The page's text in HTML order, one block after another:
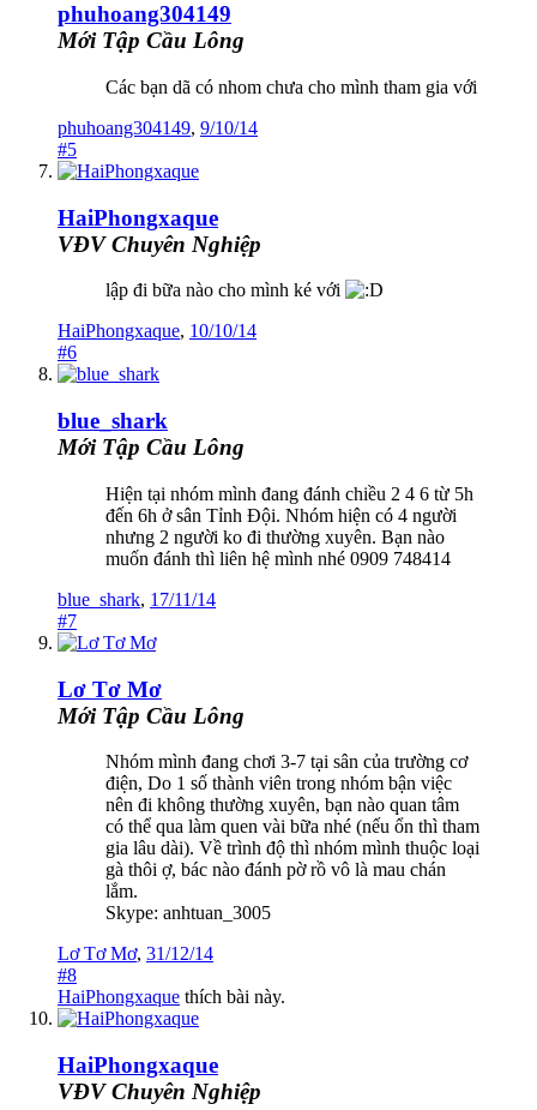
phuhoang304149
Mới Tập Cầu Lông
Các bạn dã có nhom chưa cho mình tham gia với
phuhoang304149, 9/10/14
#5
HaiPhongxaque
VĐV Chuyên Nghiệp
lập đi bữa nào cho mình ké với
HaiPhongxaque, 10/10/14
#6
blue_shark
Mới Tập Cầu Lông
Hiện tại nhóm mình đang đánh chiều 2 4 6 từ 5h
đến 6h ở sân Tỉnh Đội. Nhóm hiện có 4 người
nhưng 2 người ko đi thường xuyên. Bạn nào
muốn đánh thì liên hệ mình nhé 0909 748414
blue_shark, 17/11/14
#7
Lơ Tơ Mơ
Mới Tập Cầu Lông
Nhóm mình đang chơi 3-7 tại sân của trường cơ
điện, Do 1 số thành viên trong nhóm bận việc
nên đi không thường xuyên, bạn nào quan tâm
có thể qua làm quen vài bữa nhé (nếu ổn thì tham
gia lâu dài). Về trình độ thì nhóm mình thuộc loại
gà thôi ợ, bác nào đánh pờ rồ vô là mau chán
lắm.
Skype: anhtuan_3005
Lơ Tơ Mơ, 31/12/14
#8
HaiPhongxaque thích bài này.
HaiPhongxaque
VĐV Chuyên Nghiệp